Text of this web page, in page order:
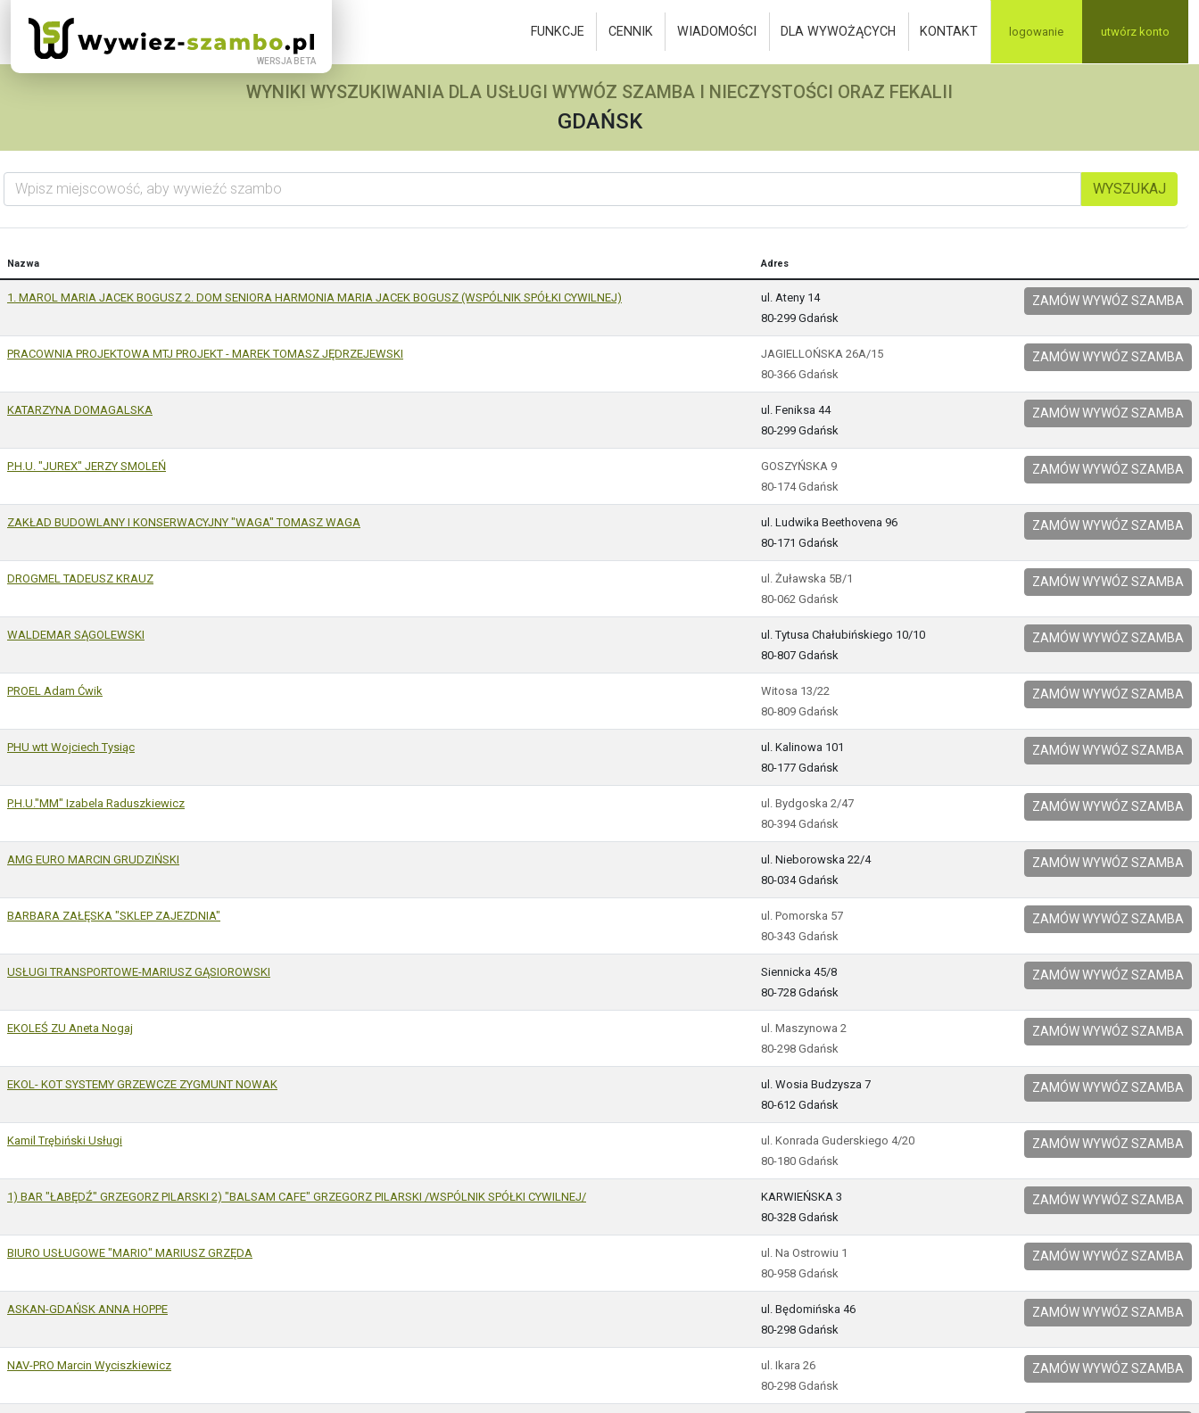
FUNKCJE CENNIK WIADOMOŚCI DLA WYWOŻĄCYCH KONTAKT logowanie utwórz konto
WYNIKI WYSZUKIWANIA DLA USŁUGI WYWÓZ SZAMBA I NIECZYSTOŚCI ORAZ FEKALII
GDAŃSK
Wpisz miejscowość, aby wywieźć szambo
WYSZUKAJ
Nazwa Adres
1. MAROL MARIA JACEK BOGUSZ 2. DOM SENIORA HARMONIA MARIA JACEK BOGUSZ (WSPÓLNIK SPÓŁKI CYWILNEJ)
ul. Ateny 14
80-299 Gdańsk
ZAMÓW WYWÓZ SZAMBA
PRACOWNIA PROJEKTOWA MTJ PROJEKT - MAREK TOMASZ JĘDRZEJEWSKI
JAGIELLOŃSKA 26A/15
80-366 Gdańsk
ZAMÓW WYWÓZ SZAMBA
KATARZYNA DOMAGALSKA
ul. Feniksa 44
80-299 Gdańsk
ZAMÓW WYWÓZ SZAMBA
P.H.U. "JUREX" JERZY SMOLEŃ
GOSZYŃSKA 9
80-174 Gdańsk
ZAMÓW WYWÓZ SZAMBA
ZAKŁAD BUDOWLANY I KONSERWACYJNY "WAGA" TOMASZ WAGA
ul. Ludwika Beethovena 96
80-171 Gdańsk
ZAMÓW WYWÓZ SZAMBA
DROGMEL TADEUSZ KRAUZ
ul. Żuławska 5B/1
80-062 Gdańsk
ZAMÓW WYWÓZ SZAMBA
WALDEMAR SĄGOLEWSKI
ul. Tytusa Chałubińskiego 10/10
80-807 Gdańsk
ZAMÓW WYWÓZ SZAMBA
PROEL Adam Ćwik
Witosa 13/22
80-809 Gdańsk
ZAMÓW WYWÓZ SZAMBA
PHU wtt Wojciech Tysiąc
ul. Kalinowa 101
80-177 Gdańsk
ZAMÓW WYWÓZ SZAMBA
P.H.U."MM" Izabela Raduszkiewicz
ul. Bydgoska 2/47
80-394 Gdańsk
ZAMÓW WYWÓZ SZAMBA
AMG EURO MARCIN GRUDZIŃSKI
ul. Nieborowska 22/4
80-034 Gdańsk
ZAMÓW WYWÓZ SZAMBA
BARBARA ZAŁĘSKA "SKLEP ZAJEZDNIA"
ul. Pomorska 57
80-343 Gdańsk
ZAMÓW WYWÓZ SZAMBA
USŁUGI TRANSPORTOWE-MARIUSZ GĄSIOROWSKI
Siennicka 45/8
80-728 Gdańsk
ZAMÓW WYWÓZ SZAMBA
EKOLEŚ ZU Aneta Nogaj
ul. Maszynowa 2
80-298 Gdańsk
ZAMÓW WYWÓZ SZAMBA
EKOL- KOT SYSTEMY GRZEWCZE ZYGMUNT NOWAK
ul. Wosia Budzysza 7
80-612 Gdańsk
ZAMÓW WYWÓZ SZAMBA
Kamil Trębiński Usługi
ul. Konrada Guderskiego 4/20
80-180 Gdańsk
ZAMÓW WYWÓZ SZAMBA
1) BAR "ŁABĘDŹ" GRZEGORZ PILARSKI 2) "BALSAM CAFE" GRZEGORZ PILARSKI /WSPÓLNIK SPÓŁKI CYWILNEJ/
KARWIEŃSKA 3
80-328 Gdańsk
ZAMÓW WYWÓZ SZAMBA
BIURO USŁUGOWE "MARIO" MARIUSZ GRZĘDA
ul. Na Ostrowiu 1
80-958 Gdańsk
ZAMÓW WYWÓZ SZAMBA
ASKAN-GDAŃSK ANNA HOPPE
ul. Będomińska 46
80-298 Gdańsk
ZAMÓW WYWÓZ SZAMBA
NAV-PRO Marcin Wyciszkiewicz
ul. Ikara 26
80-298 Gdańsk
ZAMÓW WYWÓZ SZAMBA